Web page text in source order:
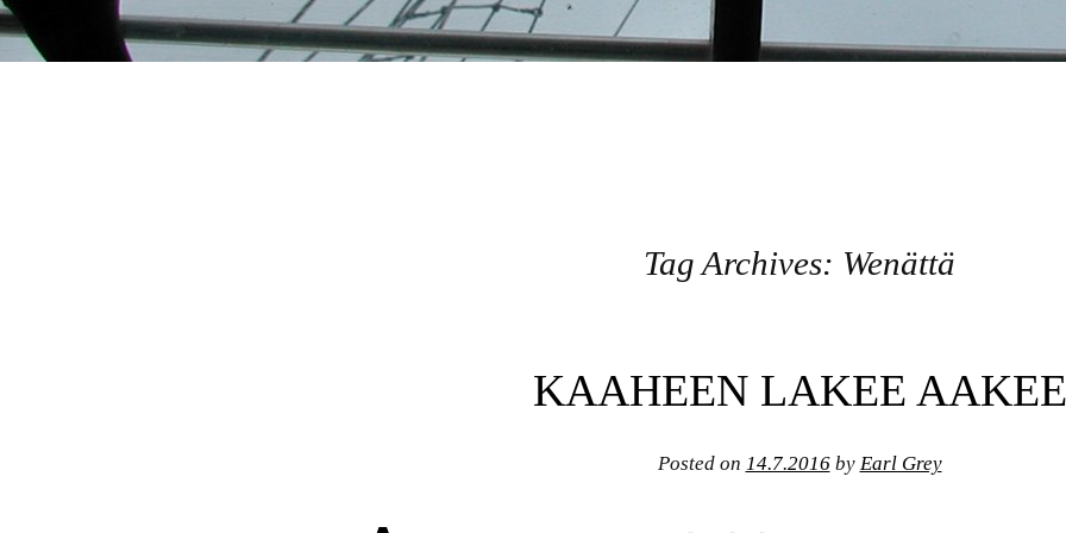
Tag Archives: Wenättä
KAAHEEN LAKEE AAKEE
Posted on 14.7.2016by Earl Grey